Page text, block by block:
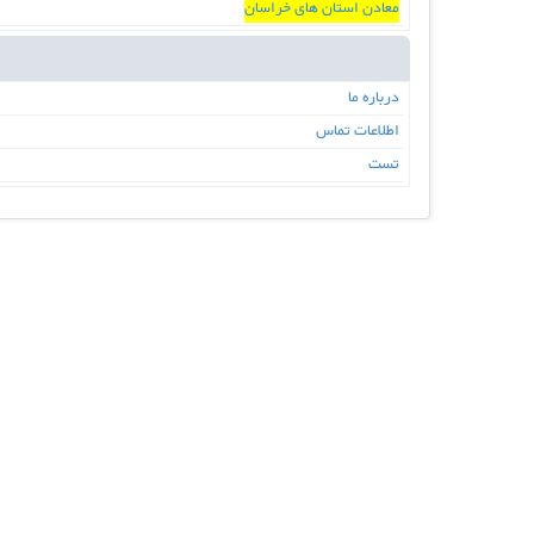
معادن استان های خراسان
درباره ما
اطلاعات تماس
تست